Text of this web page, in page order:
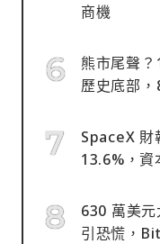
商機
熊市尾聲
歷史底部
SpaceX 財
13.6%，資
630 萬美
引恐慌，